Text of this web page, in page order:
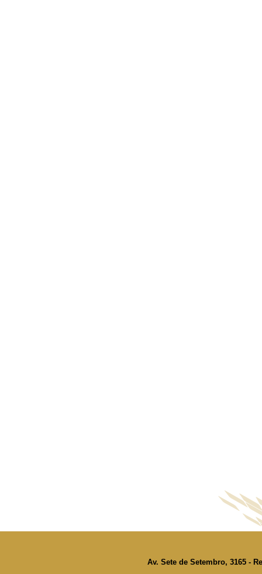
Av. Sete de Setembro, 3165 -